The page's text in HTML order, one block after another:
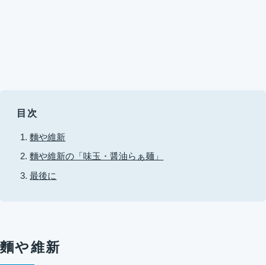
目次
麵や維新
麵や維新の「味玉・醤油らぁ麺」
最後に
麵や維新